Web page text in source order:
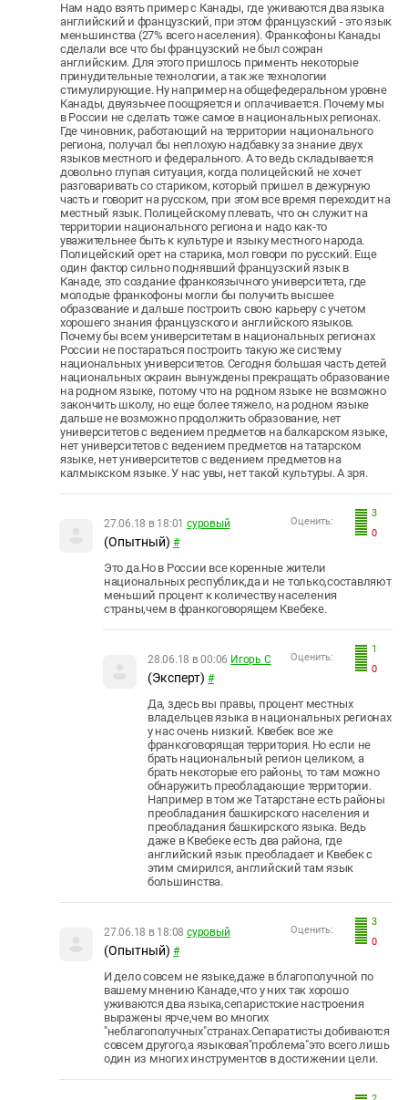
Нам надо взять пример с Канады, где уживаются два языка
английский и французский, при этом французский - это язык
меньшинства (27% всего населения). Франкофоны Канады
сделали все что бы французский не был сожран
английским. Для этого пришлось применть некоторые
принудительные технологии, а так же технологии
стимулирующие. Ну например на общефедеральном уровне
Канады, двуязычее поощряется и оплачивается. Почему мы
в России не сделать тоже самое в национальных регионах.
Где чиновник, работающий на территории национального
региона, получал бы неплохую надбавку за знание двух
языков местного и федерального. А то ведь складывается
довольно глупая ситуация, когда полицейский не хочет
разговаривать со стариком, который пришел в дежурную
часть и говорит на русском, при этом все время переходит на
местный язык. Полицейскому плевать, что он служит на
территории национального региона и надо как-то
уважительнее быть к культуре и языку местного народа.
Полицейский орет на старика, мол говори по русский. Еще
один фактор сильно поднявший французский язык в
Канаде, это создание франкоязычного университета, где
молодые франкофоны могли бы получить высшее
образование и дальше построить свою карьеру с учетом
хорошего знания французского и английского языков.
Почему бы всем университетам в национальных регионах
России не постараться построить такую же систему
национальных университетов. Сегодня большая часть детей
национальных окраин вынуждены прекращать образование
на родном языке, потому что на родном языке не возможно
закончить школу, но еще более тяжело, на родном языке
дальше не возможно продолжить образование, нет
университетов с ведением предметов на балкарском языке,
нет университетов с ведением предметов на татарском
языке, нет университетов с ведением предметов на
калмыкском языке. У нас увы, нет такой культуры. А зря.
3
0
Оценить:
27.06.18 в 18:01 суровый
(Опытный) #
Это да.Но в России все коренные жители
национальных республик,да и не только,составляют
меньший процент к количеству населения
страны,чем в франкоговорящем Квебеке.
1
0
Оценить:
28.06.18 в 00:06 Игорь С
(Эксперт) #
Да, здесь вы правы, процент местных
владельцев языка в национальных регионах
у нас очень низкий. Квебек все же
франкоговорящая территория. Но если не
брать национальный регион целиком, а
брать некоторые его районы, то там можно
обнаружить преобладающие территории.
Например в том же Татарстане есть районы
преобладания башкирского населения и
преобладания башкирского языка. Ведь
даже в Квебеке есть два района, где
английский язык преобладает и Квебек с
этим смирился, английский там язык
большинства.
3
0
Оценить:
27.06.18 в 18:08 суровый
(Опытный) #
И дело совсем не языке,даже в благополучной по
вашему мнению Канаде,что у них так хорошо
уживаются два языка,сепаристские настроения
выражены ярче,чем во многих
"неблагополучных"странах.Сепаратисты добиваются
совсем другого,а языковая"проблема"это всего лишь
один из многих инструментов в достижении цели.